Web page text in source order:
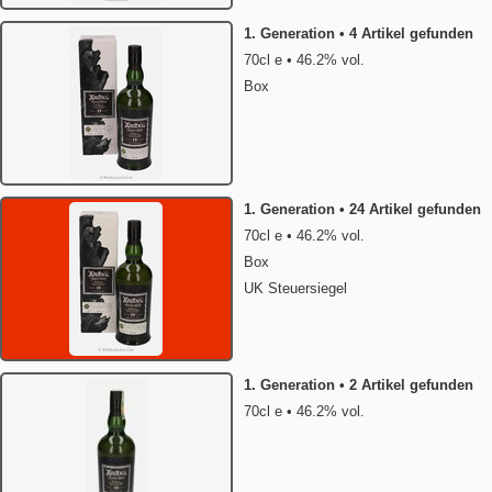
1. Generation • 4 Artikel gefunden
70cl e • 46.2% vol.
Box
1. Generation • 24 Artikel gefunden
70cl e • 46.2% vol.
Box
UK Steuersiegel
1. Generation • 2 Artikel gefunden
70cl e • 46.2% vol.